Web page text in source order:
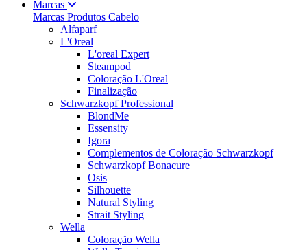
Marcas
Marcas Produtos Cabelo
Alfaparf
L'Oreal
L'oreal Expert
Steampod
Coloração L'Oreal
Finalização
Schwarzkopf Professional
BlondMe
Essensity
Igora
Complementos de Coloração Schwarzkopf
Schwarzkopf Bonacure
Osis
Silhouette
Natural Styling
Strait Styling
Wella
Coloração Wella